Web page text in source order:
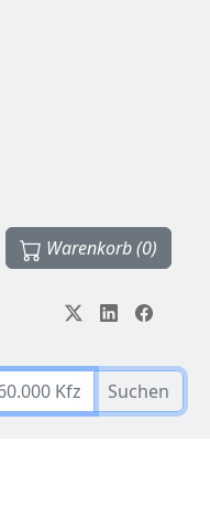
Warenkorb (0)
Suchen